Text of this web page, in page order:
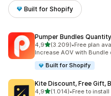
Built for Shopify
Pumper Bundles
4,95 yıldız üzerinden
(3.209)
toplam 3209 değerlendirme
•Free plan
Increase AOV with Bundle
Built for Shopify
Kite Discount, Free Gift,
4,95 yıldız üzerinden
(1.014)
toplam 1014 değerlendirme
•Free to install